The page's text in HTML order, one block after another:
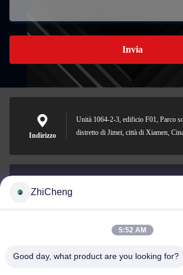
Invia
Indirizzo
Unità 1064-2-3, edificio F01, Parco
distretto di Jimei, città di Xiamen,
0086-592-5636807
ZhiCheng
5:52 AM
Good day, what product are you looking for?